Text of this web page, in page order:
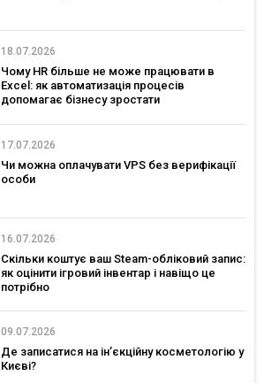
18.07.2026
Чому HR більше не може працювати в
Excel: як автоматизація процесів
допомагає бізнесу зростати
17.07.2026
Чи можна оплачувати VPS без верифікації
особи
16.07.2026
Скільки коштує ваш Steam-обліковий запис:
як оцінити ігровий інвентар і навіщо це
потрібно
09.07.2026
Де записатися на ін’єкційну косметологію у
Києві?